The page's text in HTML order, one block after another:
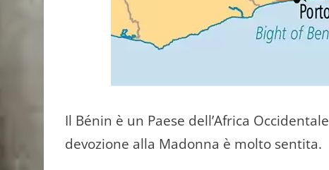
Il Bénin è un Paese dell’Africa Occidentale
devozione alla Madonna è molto sentita.